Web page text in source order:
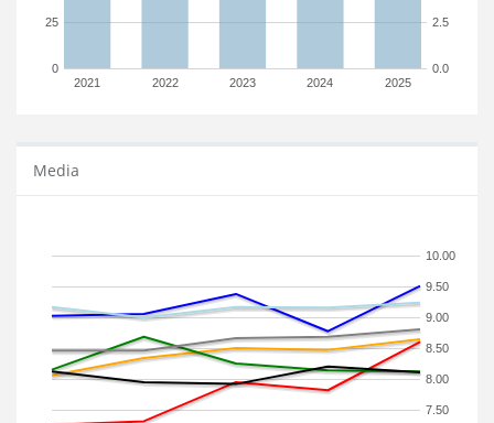
2021 2022 2023 2024 2025
0
25
0.0
2.5
Media
7.50
8.00
8.50
9.00
9.50
10.00